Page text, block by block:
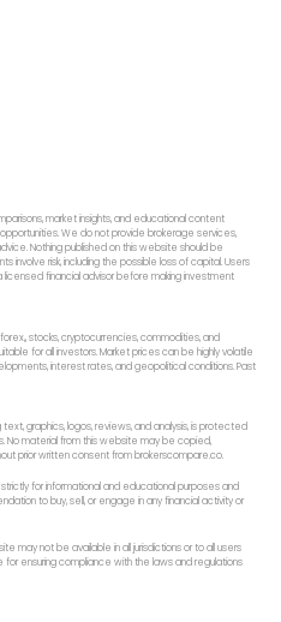
market insights, and educational content
We do not provide brokerage services,
Nothing published on this website should be
involve risk, including the possible loss of capital. Users
financial advisor before making investment
stocks, cryptocurrencies, commodities, and
for all investors. Market prices can be highly volatile
interest rates, and geopolitical conditions. Past
graphics, logos, reviews, and analysis, is protected
No material from this website may be copied,
prior written consent from brokerscompare.co.
for informational and educational purposes and
to buy, sell, or engage in any financial activity or
may not be available in all jurisdictions or to all users
ensuring compliance with the laws and regulations